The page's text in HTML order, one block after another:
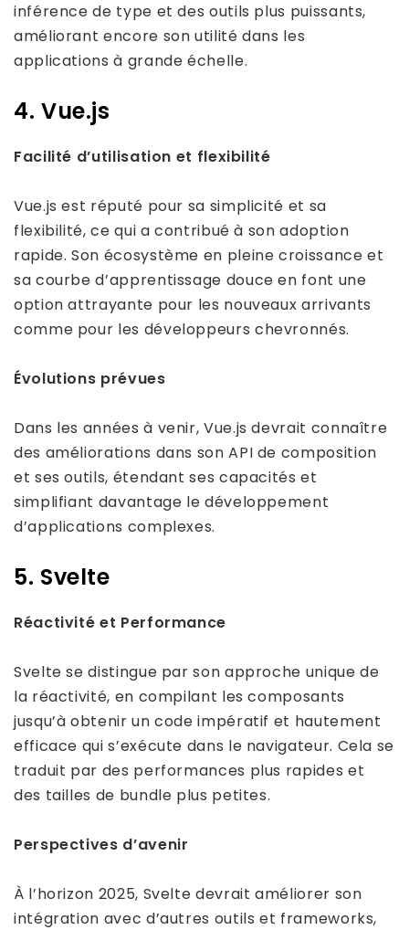
inférence de type et des outils plus puissants,
améliorant encore son utilité dans les
applications à grande échelle.
4. Vue.js
Facilité d’utilisation et flexibilité
Vue.js est réputé pour sa simplicité et sa
flexibilité, ce qui a contribué à son adoption
rapide. Son écosystème en pleine croissance et
sa courbe d’apprentissage douce en font une
option attrayante pour les nouveaux arrivants
comme pour les développeurs chevronnés.
Évolutions prévues
Dans les années à venir, Vue.js devrait connaître
des améliorations dans son API de composition
et ses outils, étendant ses capacités et
simplifiant davantage le développement
d’applications complexes.
5. Svelte
Réactivité et Performance
Svelte se distingue par son approche unique de
la réactivité, en compilant les composants
jusqu’à obtenir un code impératif et hautement
efficace qui s’exécute dans le navigateur. Cela se
traduit par des performances plus rapides et
des tailles de bundle plus petites.
Perspectives d’avenir
À l’horizon 2025, Svelte devrait améliorer son
intégration avec d’autres outils et frameworks,